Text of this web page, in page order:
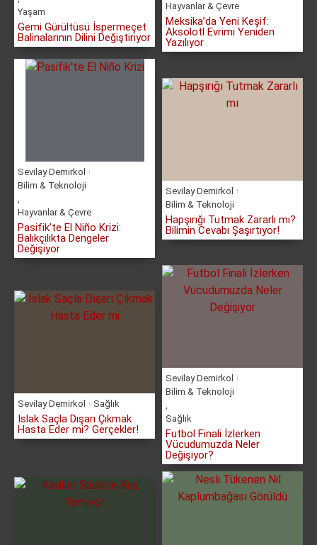
Yaşam
Gemi Gürültüsü İspermeçet
Balinalarının Dilini Değiştiriyor
Hayvanlar & Çevre
Meksika’da Yeni Keşif:
Aksolotl Evrimi Yeniden
Yazılıyor
Sevilay Demirkol
Bilim & Teknoloji
,
Hayvanlar & Çevre
Pasifik’te El Niño Krizi:
Balıkçılıkta Dengeler
Değişiyor
Sevilay Demirkol
Bilim & Teknoloji
Hapşırığı Tutmak Zararlı mı?
Bilimin Cevabı Şaşırtıyor!
Sevilay Demirkol Sağlık
Islak Saçla Dışarı Çıkmak
Hasta Eder mi? Gerçekler!
Sevilay Demirkol
Bilim & Teknoloji
,
Sağlık
Futbol Finali İzlerken
Vücudumuzda Neler
Değişiyor?